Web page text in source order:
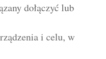
dołączyć lub
i celu, w